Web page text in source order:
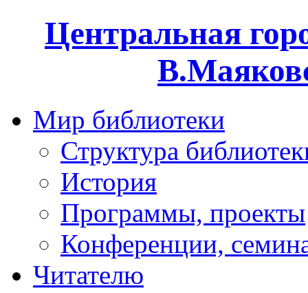
Центральная
Мир библиотеки
Структура
История
Программы, проекты
Конференции,
Читателю